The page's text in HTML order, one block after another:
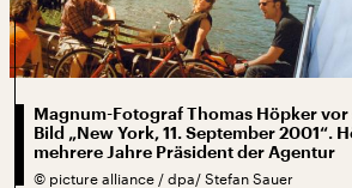
Magnum-Fotograf Thomas Höpker
Bild „New York, 11. September 2001“.
mehrere Jahre Präsident der Agentur
© picture alliance / dpa/ Stefan Sauer